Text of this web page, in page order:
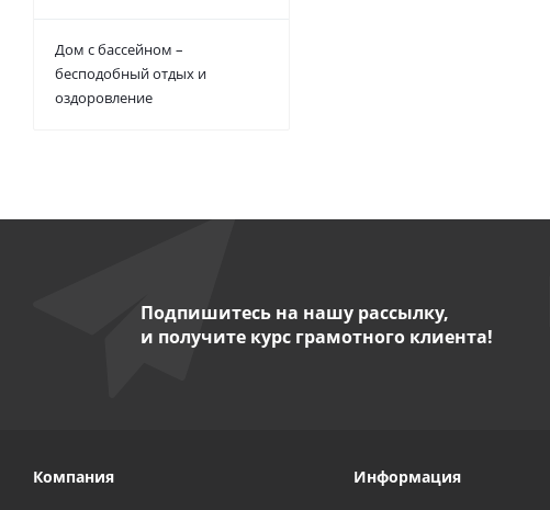
Дом с бассейном –
бесподобный отдых и
оздоровление
Подпишитесь на нашу рассылку,
и получите курс грамотного клиента!
Компания Информация